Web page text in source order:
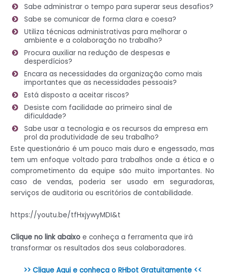
Sabe administrar o tempo para superar seus desafios?
Sabe se comunicar de forma clara e coesa?
Utiliza técnicas administrativas para melhorar o
ambiente e a colaboração no trabalho?
Procura auxiliar na redução de despesas e
desperdícios?
Encara as necessidades da organização como mais
importantes que as necessidades pessoais?
Está disposto a aceitar riscos?
Desiste com facilidade ao primeiro sinal de
dificuldade?
Sabe usar a tecnologia e os recursos da empresa em
prol da produtividade de seu trabalho?
Este questionário é um pouco mais duro e engessado, mas
tem um enfoque voltado para trabalhos onde a ética e o
comprometimento da equipe são muito importantes. No
caso de vendas, poderia ser usado em seguradoras,
serviços de auditoria ou escritórios de contabilidade.
https://youtu.be/tfHxjywyMDI&t
Clique no link abaixo e conheça a ferramenta que irá
transformar os resultados dos seus colaboradores.
>> Clique Aqui e conheça o RHbot Gratuitamente <<